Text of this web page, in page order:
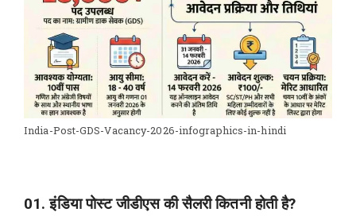
India-Post-GDS-Vacancy-2026-infographics-in-hindi
01. इंडिया पोस्ट जीडीएस की सैलरी कितनी होती है?